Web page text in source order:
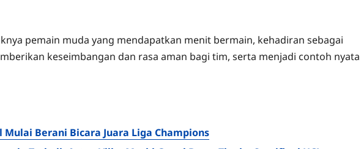
pemain muda yang mendapatkan menit bermain, kehadiran sebagai
keseimbangan dan rasa aman bagi tim, serta menjadi contoh nyata
Berani Bicara Juara Liga Champions